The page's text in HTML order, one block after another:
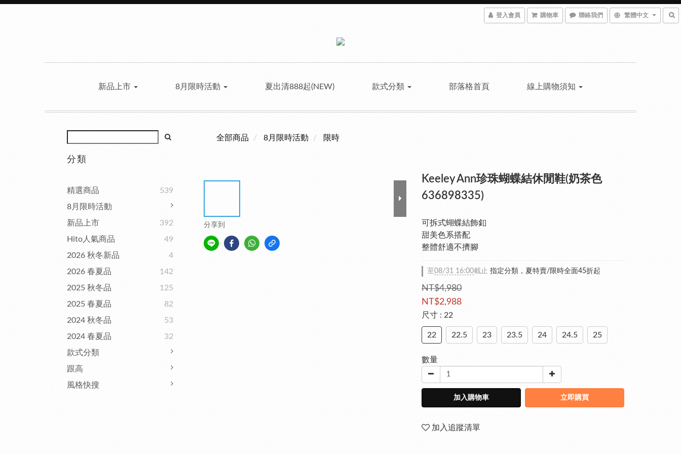
登入會員 購物車 聯絡我們 繁體中文
新品上市 8月限時活動 夏出清888起(NEW) 款式分類 部落格首頁 線上購物須知
分類
精選商品
539
8月限時活動
新品上市
392
Hito人氣商品
49
2026 秋冬新品
4
2026 春夏品
142
2025 秋冬品
125
2025 春夏品
82
2024 秋冬品
53
2024 春夏品
32
款式分類
跟高
風格快搜
全部商品 8月限時活動 限時
分享到
Keeley Ann珍珠蝴蝶結休閒鞋(奶茶色
636898335)
可拆式蝴蝶結飾釦
甜美色系搭配
整體舒適不擠腳
至08/31 16:00截止 指定分類，夏特賣/限時全面45折起
NT$4,980
NT$2,988
尺寸 : 22
22 22.5 23 23.5 24 24.5 25
數量
加入購物車 立即購買
加入追蹤清單